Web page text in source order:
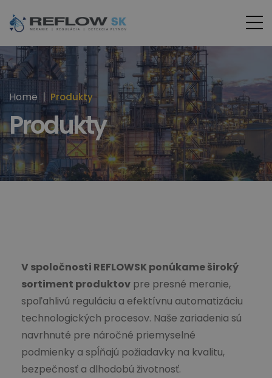
Home Produkty
Produkty
V spoločnosti REFLOWSK ponúkame široký
sortiment produktov pre presné meranie,
spoľahlivú reguláciu a efektívnu automatizáciu
technologických procesov. Naše zariadenia sú
navrhnuté pre náročné priemyselné
podmienky a spĺňajú požiadavky na kvalitu,
bezpečnosť a dlhodobú životnosť.